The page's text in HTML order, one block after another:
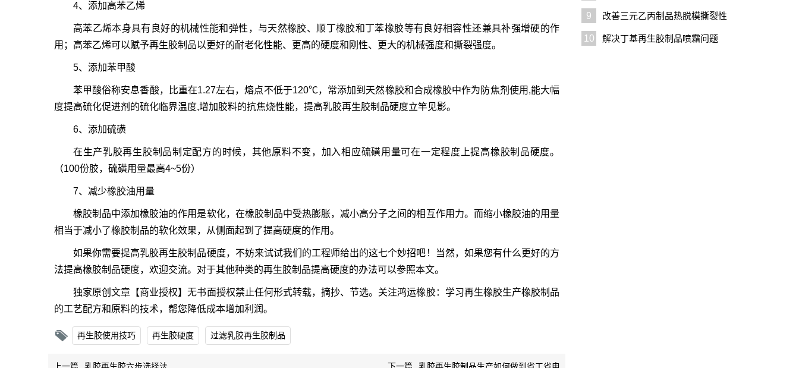
4、添加高苯乙烯
高苯乙烯本身具有良好的机械性能和弹性，与天然橡胶、顺丁橡胶和丁苯橡胶等有良好相容性还兼具补强增硬的作
用；高苯乙烯可以赋予再生胶制品以更好的耐老化性能、更高的硬度和刚性、更大的机械强度和撕裂强度。
5、添加苯甲酸
苯甲酸俗称安息香酸，比重在1.27左右，熔点不低于120℃，常添加到天然橡胶和合成橡胶中作为防焦剂使用,能大幅
度提高硫化促进剂的硫化临界温度,增加胶料的抗焦烧性能，提高乳胶再生胶制品硬度立竿见影。
6、添加硫磺
在生产乳胶再生胶制品制定配方的时候，其他原料不变，加入相应硫磺用量可在一定程度上提高橡胶制品硬度。
（100份胶，硫磺用量最高4~5份）
7、减少橡胶油用量
橡胶制品中添加橡胶油的作用是软化，在橡胶制品中受热膨胀，减小高分子之间的相互作用力。而缩小橡胶油的用量
相当于减小了橡胶制品的软化效果，从侧面起到了提高硬度的作用。
如果你需要提高乳胶再生胶制品硬度，不妨来试试我们的工程师给出的这七个妙招吧！当然，如果您有什么更好的方
法提高橡胶制品硬度，欢迎交流。对于其他种类的再生胶制品提高硬度的办法可以参照本文。
独家原创文章【商业授权】无书面授权禁止任何形式转载，摘抄、节选。关注鸿运橡胶：学习再生橡胶生产橡胶制品
的工艺配方和原料的技术，帮您降低成本增加利润。
再生胶使用技巧 再生胶硬度 过滤乳胶再生胶制品
9 改善三元乙丙制品热脱模撕裂性
10 解决丁基再生胶制品喷霜问题